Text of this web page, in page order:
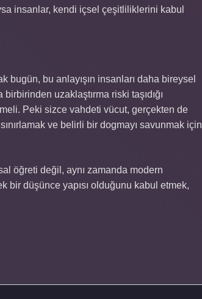
insanlar, kendi içsel çeşitliliklerini kabul
bu anlayışın insanları daha bireysel
uzaklaştırma riski taşıdığı
Peki sizce vahdeti vücut, gerçekten de
ve belirli bir dogmayı savunmak için
öğreti değil, aynı zamanda modern
bir düşünce yapısı olduğunu kabul etmek,